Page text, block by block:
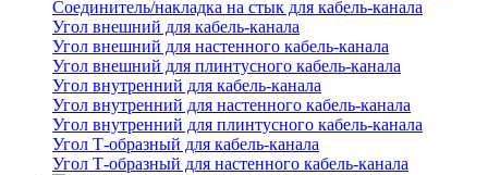
Соединитель/накладка на стык для кабель-канала
Угол внешний для кабель-канала
Угол внешний для настенного кабель-канала
Угол внешний для плинтусного кабель-канала
Угол внутренний для кабель-канала
Угол внутренний для настенного кабель-канала
Угол внутренний для плинтусного кабель-канала
Угол Т-образный для кабель-канала
Угол Т-образный для настенного кабель-канала